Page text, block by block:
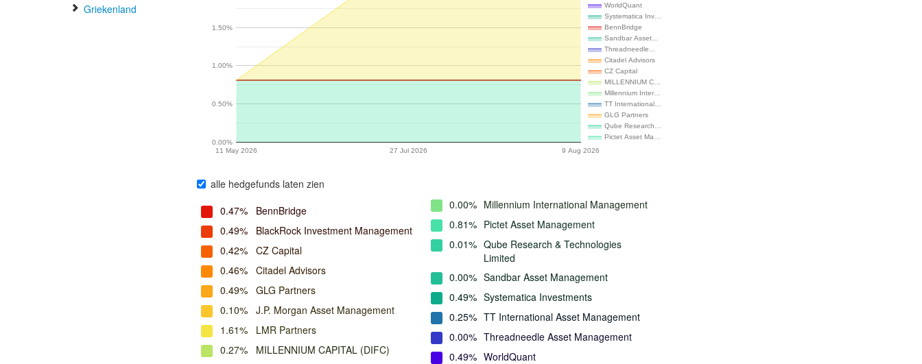
Griekenland
WorldQuant
Systematica Inv…
BennBridge
Sandbar Asset…
Threadneedle…
Citadel Advisors
CZ Capital
MILLENNIUM C…
Millennium Inter…
TT International…
GLG Partners
Qube Research…
Pictet Asset Ma…
11 May 2026
27 Jul 2026 9 Aug 2026
0.00%
0.50%
1.00%
1.50%
alle hedgefunds laten zien
0.47%
BennBridge
0.49%
BlackRock Investment Management
0.42% CZ Capital
0.46% Citadel Advisors
0.49% GLG Partners
0.10% J.P. Morgan Asset Management
1.61%
LMR Partners
0.27%
MILLENNIUM CAPITAL (DIFC)
0.00% Millennium International Management
0.81% Pictet Asset Management
0.01% Qube Research & Technologies
Limited
0.00% Sandbar Asset Management
0.49% Systematica Investments
0.25% TT International Asset Management
0.00% Threadneedle Asset Management
0.49% WorldQuant